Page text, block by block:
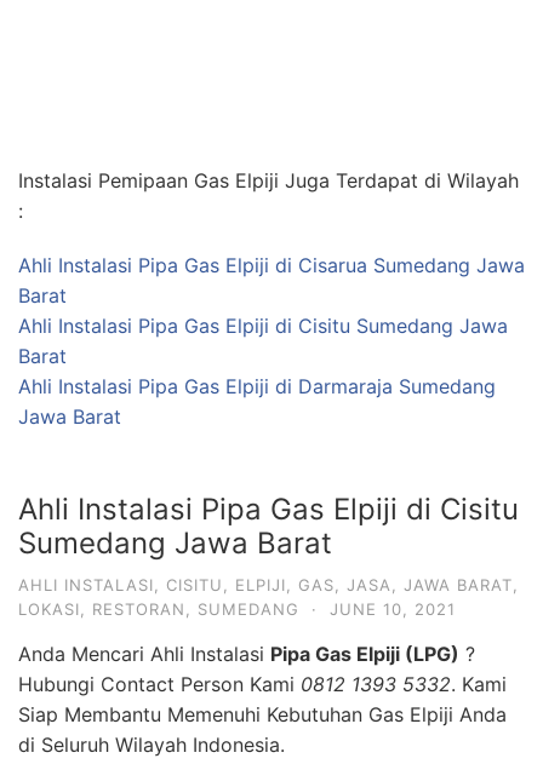
Instalasi Pemipaan Gas Elpiji Juga Terdapat di Wilayah
:
Ahli Instalasi Pipa Gas Elpiji di Cisarua Sumedang Jawa
Barat
Ahli Instalasi Pipa Gas Elpiji di Cisitu Sumedang Jawa
Barat
Ahli Instalasi Pipa Gas Elpiji di Darmaraja Sumedang
Jawa Barat
Ahli Instalasi Pipa Gas Elpiji di Cisitu
Sumedang Jawa Barat
AHLI INSTALASI CISITU ELPIJI GAS JASA JAWA BARAT
LOKASI
RESTORAN SUMEDANG · JUNE 10, 2021
Anda Mencari Ahli Instalasi Pipa Gas Elpiji (LPG) ?
Hubungi Contact Person Kami 0812 1393 5332. Kami
Siap Membantu Memenuhi Kebutuhan Gas Elpiji Anda
di Seluruh Wilayah Indonesia.